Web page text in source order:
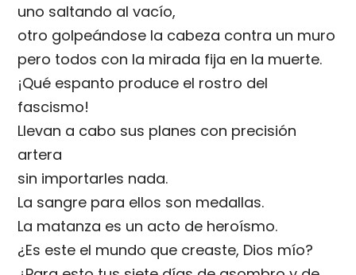
uno saltando al vacío,
otro golpeándose la cabeza contra un muro
pero todos con la mirada fija en la muerte.
¡Qué espanto produce el rostro del
fascismo!
Llevan a cabo sus planes con precisión
artera
sin importarles nada.
La sangre para ellos son medallas.
La matanza es un acto de heroísmo.
¿Es este el mundo que creaste, Dios mío?